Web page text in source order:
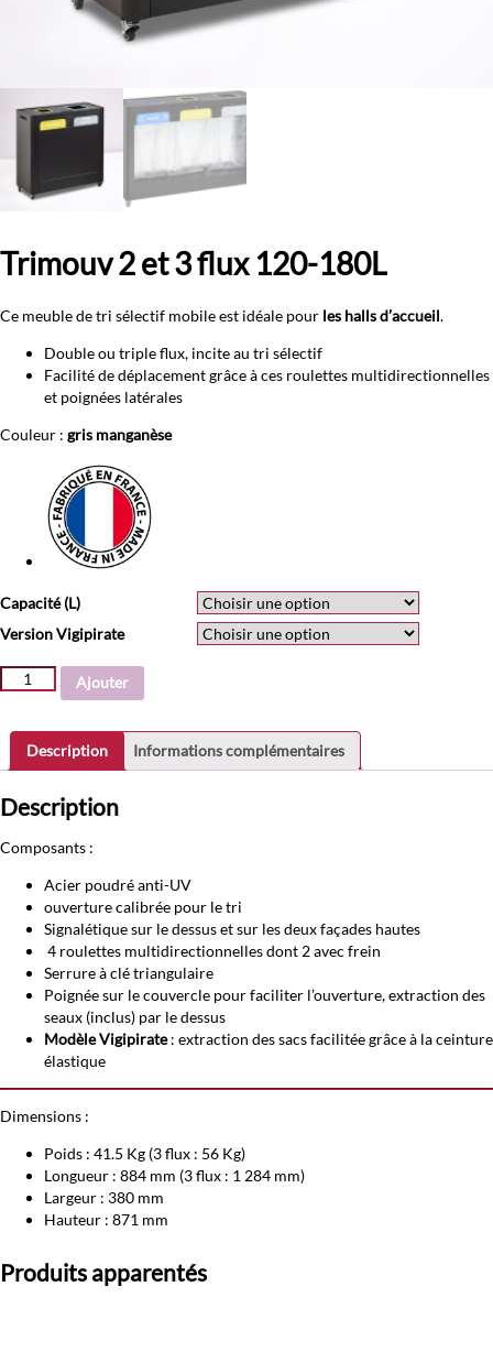
Trimouv 2 et 3 flux 120-180L
Ce meuble de tri sélectif mobile est idéale pour les halls d’accueil.
Double ou triple flux, incite au tri sélectif
Facilité de déplacement grâce à ces roulettes multidirectionnelles
et poignées latérales
Couleur : gris manganèse
Capacité (L)
Version Vigipirate
quantité
et
flux
180L
Ajouter
Description Informations complémentaires
Description
Composants :
Acier poudré anti-UV
ouverture calibrée pour le tri
Signalétique sur le dessus et sur les deux façades hautes
4 roulettes multidirectionnelles dont 2 avec frein
Serrure à clé triangulaire
Poignée sur le couvercle pour faciliter l’ouverture, extraction des
seaux (inclus) par le dessus
Modèle Vigipirate: extraction des sacs facilitée grâce à la ceinture
élastique
Dimensions :
Poids : 41.5 Kg (3 flux : 56 Kg)
Longueur : 884 mm (3 flux : 1 284 mm)
Largeur : 380 mm
Hauteur : 871 mm
Produits apparentés